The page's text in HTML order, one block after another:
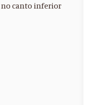
no canto inferior